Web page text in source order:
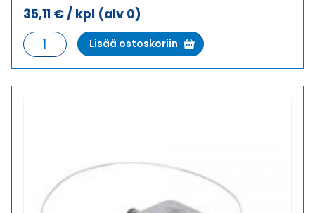
35,11 € / kpl (alv 0)
KANSI
KANSI
määrä
Lisää ostoskoriin